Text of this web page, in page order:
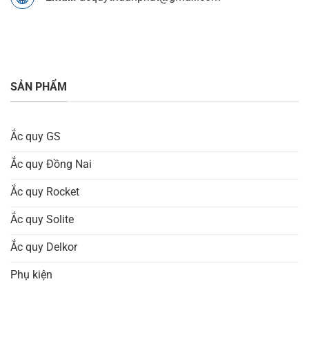
SẢN PHẨM
Ắc quy GS
Ắc quy Đồng Nai
Ắc quy Rocket
Ắc quy Solite
Ắc quy Delkor
Phụ kiện